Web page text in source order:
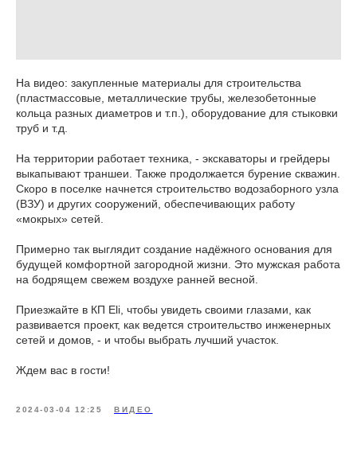
На видео: закупленные материалы для строительства
(пластмассовые, металлические трубы, железобетонные
кольца разных диаметров и т.п.), оборудование для стыковки
труб и т.д.
На территории работает техника, - экскаваторы и грейдеры
выкапывают траншеи. Также продолжается бурение скважин.
Скоро в поселке начнется строительство водозаборного узла
(ВЗУ) и других сооружений, обеспечивающих работу
«мокрых» сетей.
Примерно так выглядит создание надёжного основания для
будущей комфортной загородной жизни. Это мужская работа
на бодрящем свежем воздухе ранней весной.
Приезжайте в КП Eli, чтобы увидеть своими глазами, как
развивается проект, как ведется строительство инженерных
сетей и домов, - и чтобы выбрать лучший участок.
Ждем вас в гости!
2024-03-04 12:25 ВИДЕО